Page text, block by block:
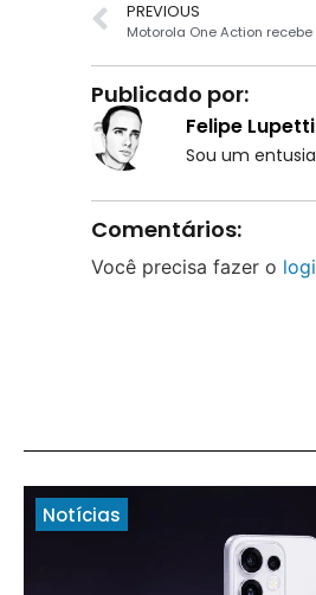
PREVIOUS
Motorola One Action
Publicado por:
Felipe Lupetti
Sou um
Comentários:
Você precisa fazer o
Notícias